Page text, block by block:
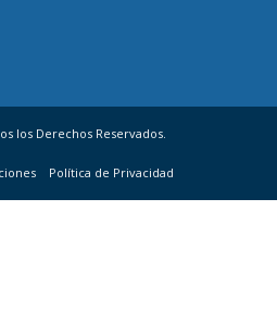
los Derechos Reservados.
Política de Privacidad